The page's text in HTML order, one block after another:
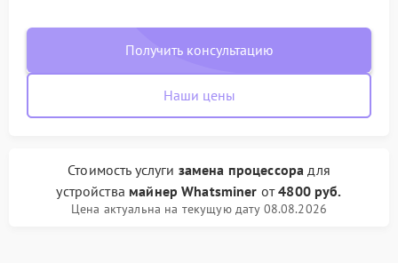
Получить консультацию
Наши цены
Стоимость услуги замена процессора для
устройства майнер Whatsminer от4800 руб.
Цена актуальна на текущую дату 08.08.2026